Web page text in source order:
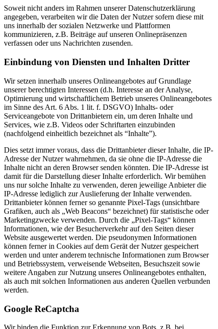
Soweit nicht anders im Rahmen unserer Datenschutzerklärung
angegeben, verarbeiten wir die Daten der Nutzer sofern diese mit
uns innerhalb der sozialen Netzwerke und Plattformen
kommunizieren, z.B. Beiträge auf unseren Onlinepräsenzen
verfassen oder uns Nachrichten zusenden.
Einbindung von Diensten und Inhalten Dritter
Wir setzen innerhalb unseres Onlineangebotes auf Grundlage
unserer berechtigten Interessen (d.h. Interesse an der Analyse,
Optimierung und wirtschaftlichem Betrieb unseres Onlineangebotes
im Sinne des Art. 6 Abs. 1 lit. f. DSGVO) Inhalts- oder
Serviceangebote von Drittanbietern ein, um deren Inhalte und
Services, wie z.B. Videos oder Schriftarten einzubinden
(nachfolgend einheitlich bezeichnet als “Inhalte”).
Dies setzt immer voraus, dass die Drittanbieter dieser Inhalte, die IP-
Adresse der Nutzer wahrnehmen, da sie ohne die IP-Adresse die
Inhalte nicht an deren Browser senden könnten. Die IP-Adresse ist
damit für die Darstellung dieser Inhalte erforderlich. Wir bemühen
uns nur solche Inhalte zu verwenden, deren jeweilige Anbieter die
IP-Adresse lediglich zur Auslieferung der Inhalte verwenden.
Drittanbieter können ferner so genannte Pixel-Tags (unsichtbare
Grafiken, auch als „Web Beacons“ bezeichnet) für statistische oder
Marketingzwecke verwenden. Durch die „Pixel-Tags“ können
Informationen, wie der Besucherverkehr auf den Seiten dieser
Website ausgewertet werden. Die pseudonymen Informationen
können ferner in Cookies auf dem Gerät der Nutzer gespeichert
werden und unter anderem technische Informationen zum Browser
und Betriebssystem, verweisende Webseiten, Besuchszeit sowie
weitere Angaben zur Nutzung unseres Onlineangebotes enthalten,
als auch mit solchen Informationen aus anderen Quellen verbunden
werden.
Google ReCaptcha